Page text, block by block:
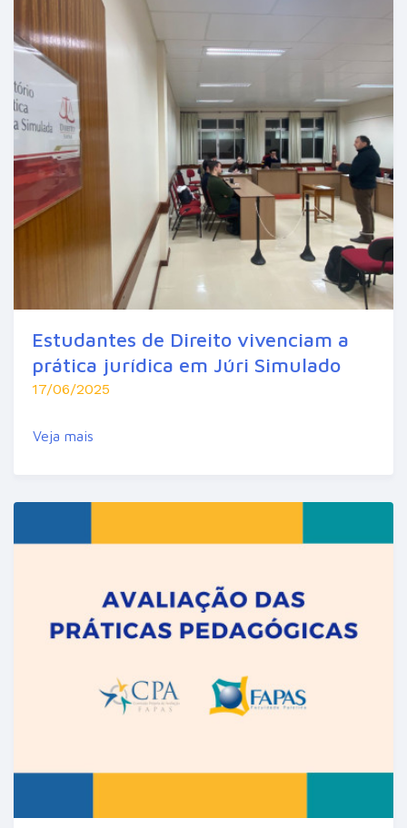
Estudantes de Direito vivenciam a
prática jurídica em Júri Simulado
17/06/2025
Veja mais